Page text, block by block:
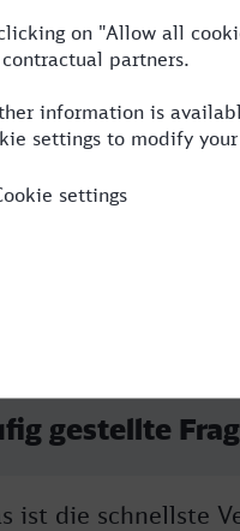
15:12
gestellte
ist die schnellste